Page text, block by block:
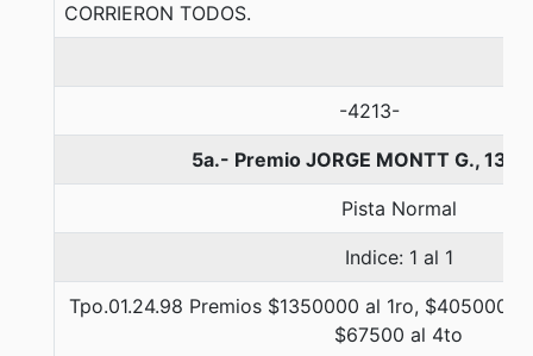
CORRIERON TODOS.
-4213-
5a.- Premio JORGE MONTT G.,
Pista Normal
Indice: 1 al 1
Tpo.01.24.98 Premios $1350000 al 1ro, $405000
$67500 al 4to